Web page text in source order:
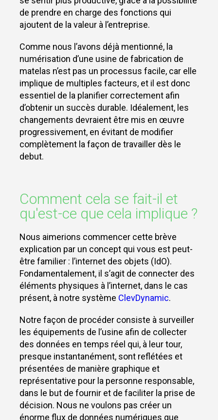
de prendre en charge des fonctions qui
ajoutent de la valeur à l’entreprise.
Comme nous l’avons déjà mentionné, la
numérisation d’une usine de fabrication de
matelas n’est pas un processus facile, car elle
implique de multiples facteurs, et il est donc
essentiel de la planifier correctement afin
d’obtenir un succès durable. Idéalement, les
changements devraient être mis en œuvre
progressivement, en évitant de modifier
complètement la façon de travailler dès le
debut.
Comment cela se fait-il et
qu'est-ce que cela implique ?
Nous aimerions commencer cette brève
explication par un concept qui vous est peut-
être familier : l’internet des objets (IdO).
Fondamentalement, il s’agit de connecter des
éléments physiques à l’internet, dans le cas
présent, à notre système ClevDynamic.
Notre façon de procéder consiste à surveiller
les équipements de l’usine afin de collecter
des données en temps réel qui, à leur tour,
presque instantanément, sont reflétées et
présentées de manière graphique et
représentative pour la personne responsable,
dans le but de fournir et de faciliter la prise de
décision. Nous ne voulons pas créer un
énorme flux de données numériques que